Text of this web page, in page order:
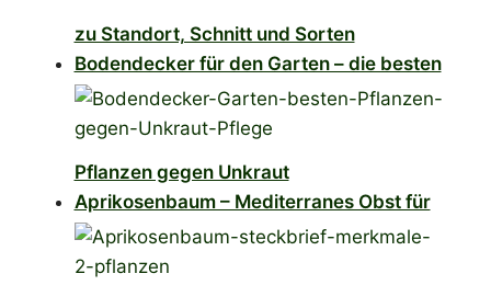
zu Standort, Schnitt und Sorten
Bodendecker für den Garten – die besten
Pflanzen gegen Unkraut
Aprikosenbaum – Mediterranes Obst für